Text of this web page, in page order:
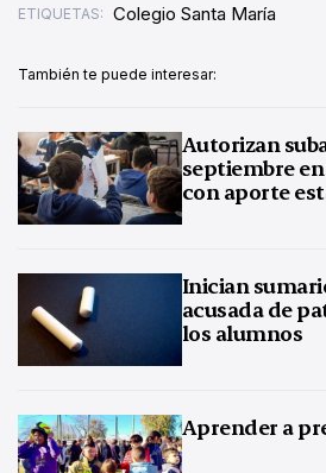
ETIQUETAS: Colegio Santa María
También te puede interesar:
Autorizan
septiembre
con aporte
Inician
acusada de
los alumnos
Aprender a